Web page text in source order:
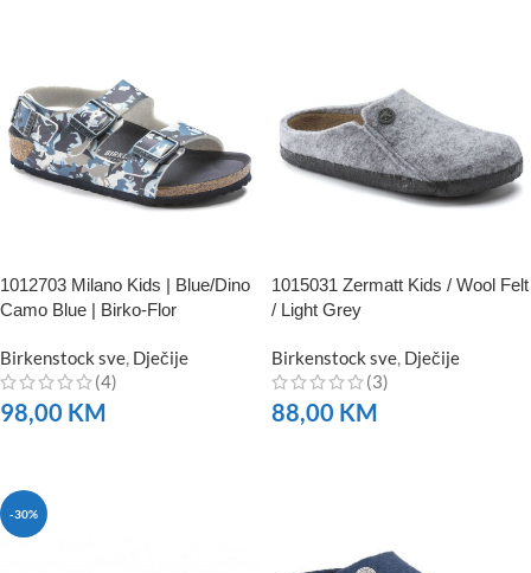
1012703 Milano Kids | Blue/Dino
Camo Blue | Birko-Flor
Birkenstock sve, Dječije
(4)
98,00 KM
1015031 Zermatt Kids / Wool Felt
/ Light Grey
Birkenstock sve, Dječije
(3)
88,00 KM
-30%